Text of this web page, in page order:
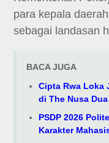
para kepala
sebagai landasan
BACA JUGA
Cipta Rwa Loka
di The Nusa
PSDP 2026
Karakter